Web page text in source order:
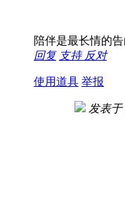
陪伴是最长情的
回复 支持 反对
使用道具 举报
发表于